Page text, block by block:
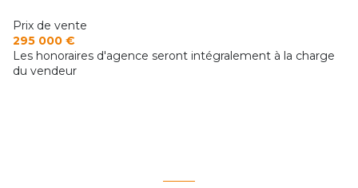
Prix de vente
295 000 €
Les honoraires d'agence seront intégralement à la charge
du vendeur